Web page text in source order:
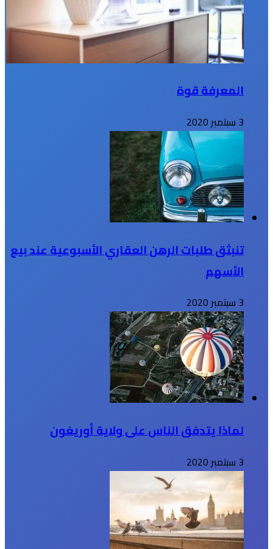
المعرفة قوة
3 سبتمبر 2020
تنبثق طلبات الرهن العقاري الأسبوعية عند بيع
الأسهم
3 سبتمبر 2020
لماذا يتدفق الناس على ولاية أوريغون
3 سبتمبر 2020